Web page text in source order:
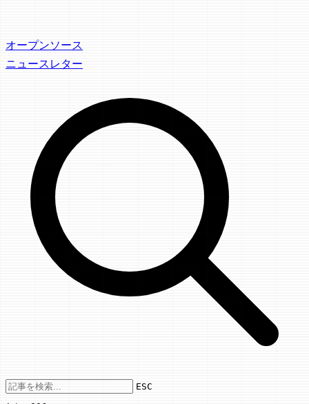
オープンソース
ニュースレター
Use arrow keys to navigate results,
ESC